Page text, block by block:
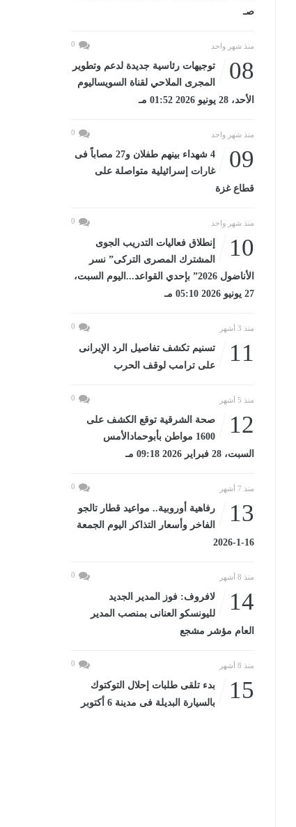
صـ
منذ شهر واحد 0
08
توجيهات رئاسية جديدة لدعم وتطوير
المجرى الملاحي لقناة السويساليوم
الأحد، 28 يونيو 2026 01:52 مـ
منذ شهر واحد 0
09
4 شهداء بينهم طفلان و27 مصاباً فى
غارات إسرائيلية متواصلة على
قطاع غزة
منذ شهر واحد 0
10
إنطلاق فعاليات التدريب الجوى
المشترك المصرى التركى” نسر
الأناضول 2026” بإحدي القواعد...اليوم السبت،
27 يونيو 2026 05:10 مـ
منذ 3 أشهر 0
11
تسنيم تكشف تفاصيل الرد الإيرانى
على ترامب لوقف الحرب
منذ 5 أشهر 0
12
صحة الشرقية توقع الكشف على
1600 مواطن بأبوحمادالأمس
السبت، 28 فبراير 2026 09:18 مـ
منذ 7 أشهر 0
13
رفاهية أوروبية.. مواعيد قطار تالجو
الفاخر وأسعار التذاكر اليوم الجمعة
16-1-2026
منذ 8 أشهر 0
14
لافروف: فوز المدير الجديد
لليونسكو العنانى بمنصب المدير
العام مؤشر مشجع
منذ 8 أشهر 0
15
بدء تلقى طلبات إحلال التوكتوك
بالسيارة البديلة فى مدينة 6 أكتوبر